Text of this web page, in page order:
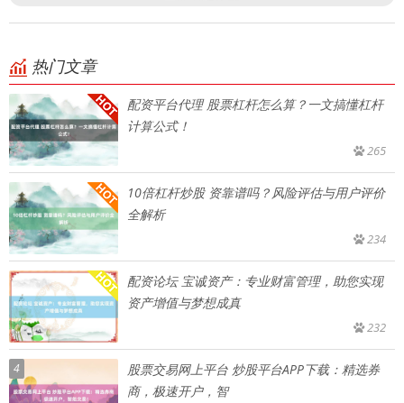
热门文章
配资平台代理 股票杠杆怎么算？一文搞懂杠杆
计算公式！
265
10倍杠杆炒股 资靠谱吗？风险评估与用户评价
全解析
234
配资论坛 宝诚资产：专业财富管理，助您实现
资产增值与梦想成真
232
4
股票交易网上平台 炒股平台APP下载：精选券
商，极速开户，智